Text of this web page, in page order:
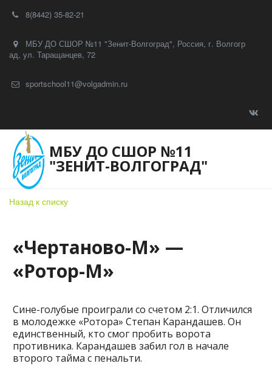
8(8442) 35-82-21
МБУ ДО СШОР №11 "Зенит-Волгоград", Россия, г. Волгогр
ад, ул. Таращанцев, 72
sportschool11@volgadmin.ru
МБУ ДО СШОР №11
"ЗЕНИТ-ВОЛГОГРАД"
Назад к списку
«Чертаново-М» —
«Ротор-М»
Сине-голубые проиграли со счетом 2:1. Отличился
в молодежке «Ротора» Степан Карандашев. Он
единственный, кто смог пробить ворота
противника. Карандашев забил гол в начале
второго тайма с пенальти.